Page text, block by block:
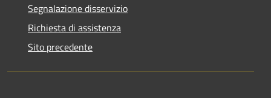
Segnalazione disservizio
Richiesta di assistenza
Sito precedente